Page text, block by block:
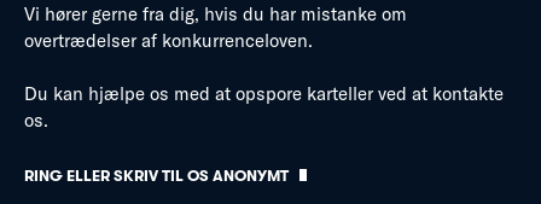
Vi hører gerne fra dig, hvis du har mistanke om
overtrædelser af konkurrenceloven.
Du kan hjælpe os med at opspore karteller ved at kontakte
os.
RING ELLER SKRIV TIL OS ANONYMT